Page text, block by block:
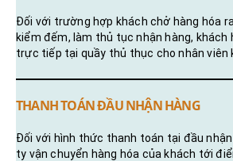
Đối với trường hợp khách chở hàng hóa
kiểm đếm, làm thủ tục nhận hàng, khách
trực tiếp tại quầy thủ thục cho nhân viên
THANH TOÁN ĐẦU NHẬN HÀNG
Đối với hình thức thanh toán tại đầu nhận
ty vận chuyển hàng hóa của khách tới